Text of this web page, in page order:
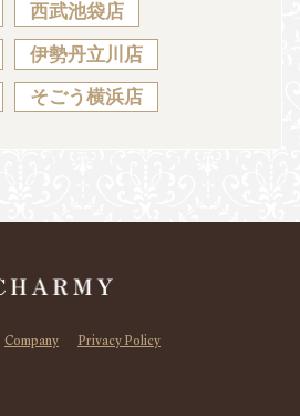
西武池袋店
伊勢丹立川店
そごう横浜店
Company Privacy Policy